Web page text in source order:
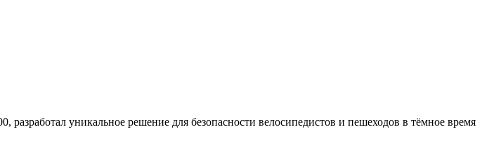
разработал уникальное решение для безопасности велосипедистов и пешеходов в тёмное время